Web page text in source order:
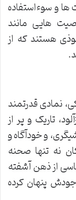
و سوءاستفاده
هایی مانند
هستند که از
نمادی قدرتمند
تاریک و پر از
و خودآگاه و
نه تنها صحنه
از ذهن آشفته
پنهان کرده